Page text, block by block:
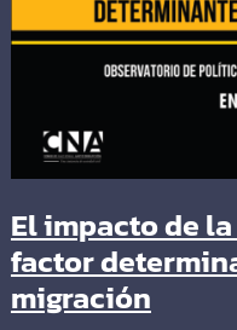
El impacto de
factor
migración